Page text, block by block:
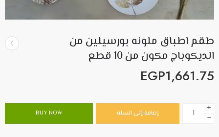
طقم اطباق ملونه بورسيلين من
الديكوباج مكون من 10 قطع
EGP1,661.75
+
−
إضافة إلى السلة BUY NOW